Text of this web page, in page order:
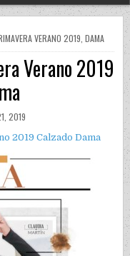
VERANO 2019, DAMA
Verano 2019
2019